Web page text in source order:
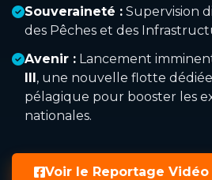
Souveraineté : Supervision
des Pêches et des
Avenir : Lancement
III, une nouvelle flotte
pélagique pour booster les
nationales.
Voir le Reportage Vidéo